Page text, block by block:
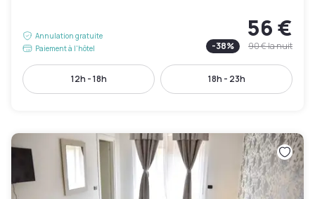
Annulation gratuite
Paiement à l'hôtel
56 €
-38% 90 €la nuit
12h - 18h 18h - 23h